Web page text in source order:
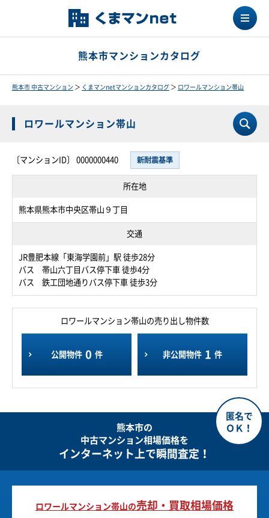
熊本市マンションカタログ
熊本市 中古マンション ＞ くまマンnetマンションカタログ ＞ ロワールマンション帯山
ロワールマンション帯山
〔マンションID〕 0000000440 新耐震基準
所在地
熊本県熊本市中央区帯山９丁目
交通
JR豊肥本線「東海学園前」駅 徒歩28分
バス 帯山六丁目バス停下車 徒歩4分
バス 鉄工団地通りバス停下車 徒歩3分
ロワールマンション帯山の売り出し物件数
公開物件 0 件 非公開物件 1 件
熊本市の
中古マンション相場価格を
インターネット上で瞬間査定！
ロワールマンション帯山の売却・買取相場価格